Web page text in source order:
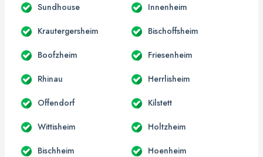
Sundhouse Innenheim
Krautergersheim Bischoffsheim
Boofzheim Friesenheim
Rhinau Herrlisheim
Offendorf Kilstett
Wittisheim Holtzheim
Bischheim Hoenheim